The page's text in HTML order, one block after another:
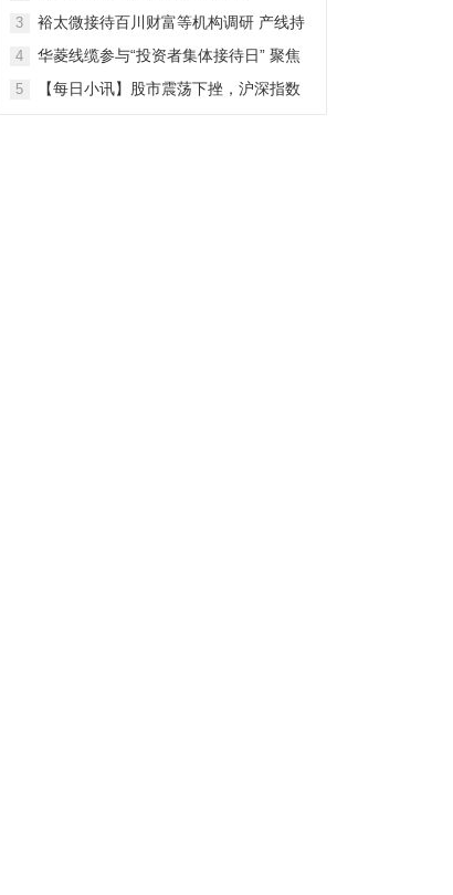
3
裕太微接待百川财富等机构调研 产线持
4
华菱线缆参与“投资者集体接待日” 聚焦
5
【每日小讯】股市震荡下挫，沪深指数